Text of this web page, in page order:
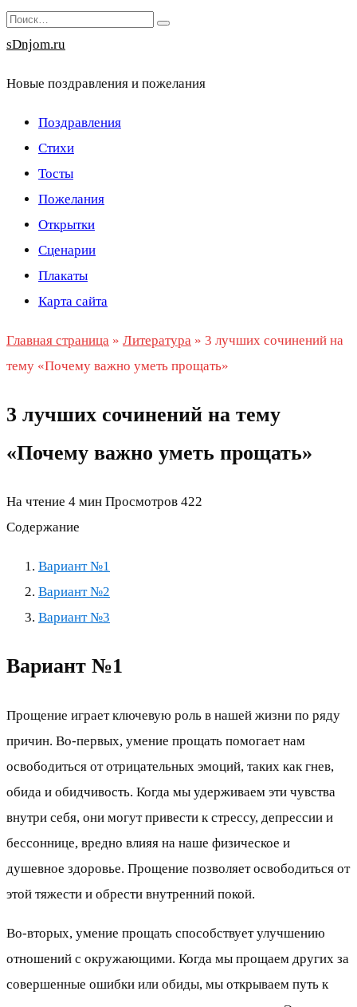
Перейти
к
Search
for:
sDnjom.ru
Новые поздравления и пожелания
Поздравления
Стихи
Тосты
Пожелания
Открытки
Сценарии
Плакаты
Карта сайта
Главная страница » Литература » 3 лучших сочинений на
тему «Почему важно уметь прощать»
3 лучших сочинений на тему
«Почему важно уметь прощать»
На чтение 4 мин Просмотров 422
Содержание
Вариант №1
Вариант №2
Вариант №3
Вариант №1
Прощение играет ключевую роль в нашей жизни по ряду
причин. Во-первых, умение прощать помогает нам
освободиться от отрицательных эмоций, таких как гнев,
обида и обидчивость. Когда мы удерживаем эти чувства
внутри себя, они могут привести к стрессу, депрессии и
бессоннице, вредно влияя на наше физическое и
душевное здоровье. Прощение позволяет освободиться от
этой тяжести и обрести внутренний покой.
Во-вторых, умение прощать способствует улучшению
отношений с окружающими. Когда мы прощаем других за
совершенные ошибки или обиды, мы открываем путь к